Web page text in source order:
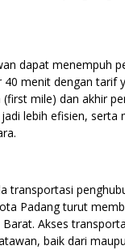
dapat menempuh
menit dengan tarif
mile) dan akhir
lebih efisien,
transportasi
Padang turut
Akses
baik dari